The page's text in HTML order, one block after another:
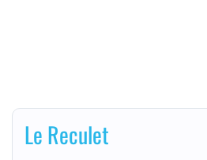
Le Reculet